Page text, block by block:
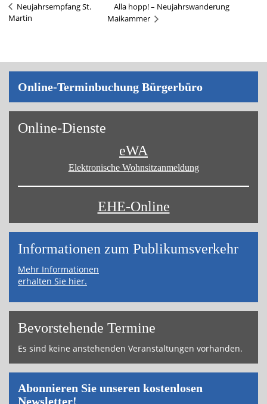
Online-Terminbuchung Bürgerbüro
Online-Dienste
eWA
Elektronische Wohnsitz­anmeldung
EHE-Online
Informa­tionen zum Publikums­­verkehr
Mehr Informationen
erhalten Sie hier.
Bevor­ste­hende Termine
Es sind keine anstehenden Veranstaltungen vorhanden.
Abonnieren Sie unseren kostenlosen
Newsletter!
Neujahrs­empfang St.
Martin
Alla hopp! – Neujahrswanderung
Maikammer